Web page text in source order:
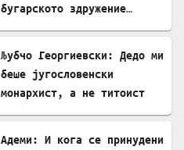
бугарското здружение
двегодишен внук
Љубчо Георгиевски: Дедо ми
беше југословенски
монархист, а не титоист
Адеми: И кога се принудени